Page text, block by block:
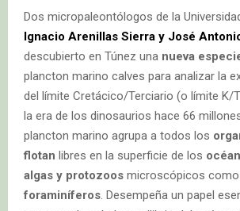
Dos micropaleontólogos de la
Ignacio Arenillas Sierra y José
descubierto en Túnez una nueva
plancton marino calves para analizar la
del límite Cretácico/Terciario (o límite K/
la era de los dinosaurios hace 66
plancton marino agrupa a todos los
flotan libres en la superficie de los
algas y protozoos microscópicos
foraminíferos. Desempeña un papel